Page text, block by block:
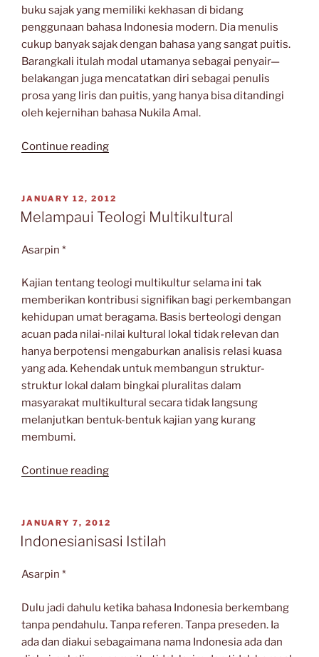
buku sajak yang memiliki kekhasan di bidang
penggunaan bahasa Indonesia modern. Dia menulis
cukup banyak sajak dengan bahasa yang sangat puitis.
Barangkali itulah modal utamanya sebagai penyair—
belakangan juga mencatatkan diri sebagai penulis
prosa yang liris dan puitis, yang hanya bisa ditandingi
oleh kejernihan bahasa Nukila Amal.
Continue reading“Sajak
Berbahasa”
POSTED
ON
JANUARY 12, 2012
Melampaui Teologi Multikultural
Asarpin *
Kajian tentang teologi multikultur selama ini tak
memberikan kontribusi signifikan bagi perkembangan
kehidupan umat beragama. Basis berteologi dengan
acuan pada nilai-nilai kultural lokal tidak relevan dan
hanya berpotensi mengaburkan analisis relasi kuasa
yang ada. Kehendak untuk membangun struktur-
struktur lokal dalam bingkai pluralitas dalam
masyarakat multikultural secara tidak langsung
melanjutkan bentuk-bentuk kajian yang kurang
membumi.
Continue reading“Melampaui
POSTED
ON
JANUARY 7, 2012
Indonesianisasi Istilah
Asarpin *
Dulu jadi dahulu ketika bahasa Indonesia berkembang
tanpa pendahulu. Tanpa referen. Tanpa preseden. Ia
ada dan diakui sebagaimana nama Indonesia ada dan